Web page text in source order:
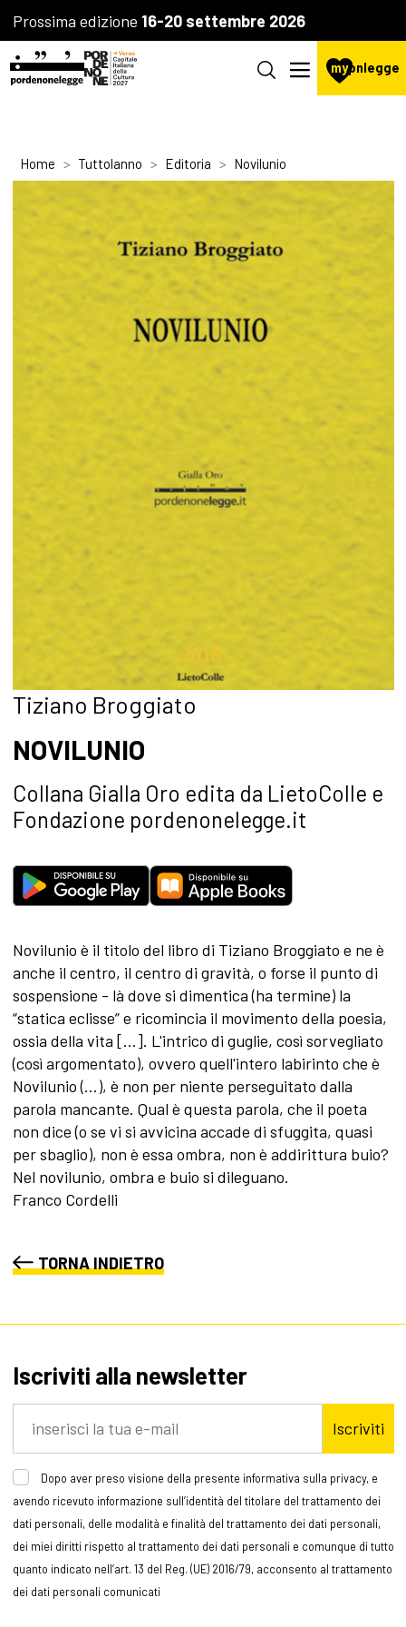
Prossima edizione 16-20 settembre 2026
mypnlegge
Home Tuttolanno Editoria Novilunio
Tiziano Broggiato
NOVILUNIO
Collana Gialla Oro edita da LietoColle e
Fondazione pordenonelegge.it
Novilunio è il titolo del libro di Tiziano Broggiato e ne è
anche il centro, il centro di gravità, o forse il punto di
sospensione - là dove si dimentica (ha termine) la
“statica eclisse” e ricomincia il movimento della poesia,
ossia della vita […]. L'intrico di guglie, così sorvegliato
(così argomentato), ovvero quell'intero labirinto che è
Novilunio (…), è non per niente perseguitato dalla
parola mancante. Qual è questa parola, che il poeta
non dice (o se vi si avvicina accade di sfuggita, quasi
per sbaglio), non è essa ombra, non è addirittura buio?
Nel novilunio, ombra e buio si dileguano.
Franco Cordelli
TORNA INDIETRO
Iscriviti alla newsletter
Iscriviti
Dopo aver preso visione della presente informativa sulla privacy, e
avendo ricevuto informazione sull’identità del titolare del trattamento dei
dati personali, delle modalità e finalità del trattamento dei dati personali,
dei miei diritti rispetto al trattamento dei dati personali e comunque di tutto
quanto indicato nell’art. 13 del Reg. (UE) 2016/79, acconsento al trattamento
dei dati personali comunicati